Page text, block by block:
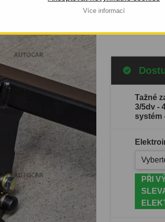
Více informací
2006 DO automobilu: od
Tažné
3/5dv -
systém
PŘI